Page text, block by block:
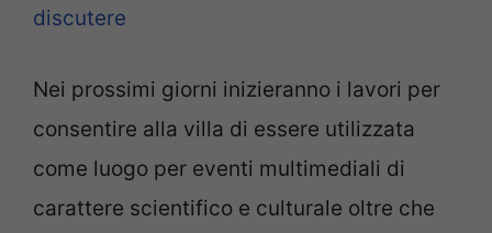
discutere
Nei prossimi giorni inizieranno i lavori per
consentire alla villa di essere utilizzata
come luogo per eventi multimediali di
carattere scientifico e culturale oltre che